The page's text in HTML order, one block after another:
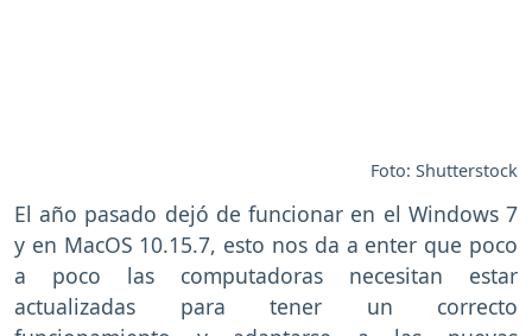
Foto: Shutterstock
El año pasado dejó de funcionar en el Windows 7
y en MacOS 10.15.7, esto nos da a enter que poco
a poco las computadoras necesitan estar
actualizadas para tener un correcto